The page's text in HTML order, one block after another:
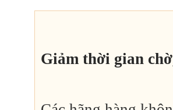
Giảm thời gian